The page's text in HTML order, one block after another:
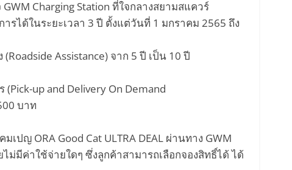
Charging Station ที่ใจกลางสยามสแควร์
รได้ในระยะเวลา 3 ปี ตั้งแต่วันที่ 1 มกราคม 2565 ถึง
Assistance) จาก 5 ปี เป็น 10 ปี
up and Delivery On Demand
บาท
ปญ ORA Good Cat ULTRA DEAL ผ่านทาง GWM
ไม่มีค่าใช้จ่ายใดๆ ซึ่งลูกค้าสามารถเลือกจองสิทธิ์ได้ ได้